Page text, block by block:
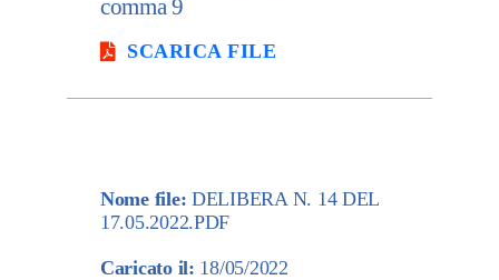
comma 9
SCARICA FILE
Nome file: DELIBERA N. 14 DEL
17.05.2022.PDF
Caricato il: 18/05/2022